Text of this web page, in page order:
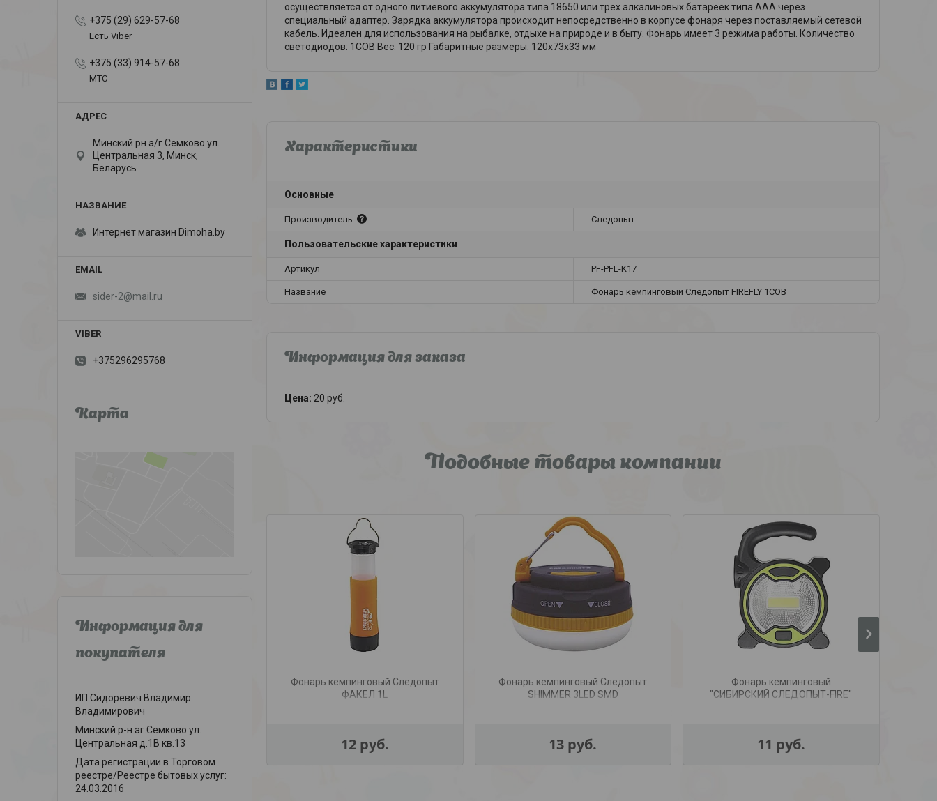
осуществляется от одного литиевого аккумулятора типа 18650 или трех алкалиновых батареек типа ААА через
специальный адаптер. Зарядка аккумулятора происходит непосредственно в корпусе фонаря через поставляемый сетевой
кабель. Идеален для использования на рыбалке, отдыхе на природе и в быту. Фонарь имеет 3 режима работы. Количество
светодиодов: 1COB Вес: 120 гр Габаритные размеры: 120x73x33 мм
Характеристики
Основные
Производитель Следопыт
Пользовательские характеристики
Артикул PF-PFL-K17
Название Фонарь кемпинговый Следопыт FIREFLY 1COB
Информация для заказа
Цена: 20 руб.
Подобные товары компании
Фонарь кемпинговый Следопыт
ФАКЕЛ 1L
12 руб.
Фонарь кемпинговый Следопыт
SHIMMER 3LED SMD
13 руб.
Фонарь кемпинговый
"СИБИРСКИЙ СЛЕДОПЫТ-FIRE"
11 руб.
+375 (29) 629-57-68
Есть Viber
+375 (33) 914-57-68
МТС
Минский рн а/г Семково ул.
Центральная 3, Минск,
Беларусь
Интернет магазин Dimoha.by
sider-2@mail.ru
+375296295768
Карта
Информация для
покупателя
ИП Сидоревич Владимир
Владимирович
Минский р-н аг.Семково ул.
Центральная д.1В кв.13
Дата регистрации в Торговом
реестре/Реестре бытовых услуг:
24.03.2016